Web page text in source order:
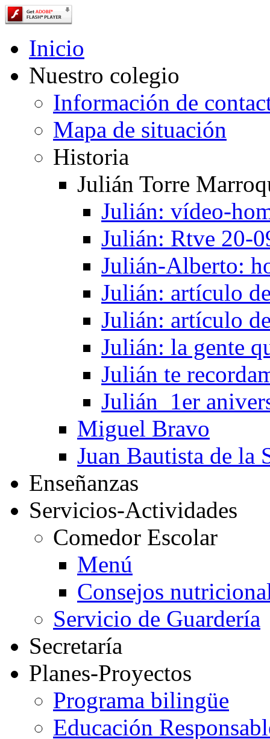
Inicio
Nuestro colegio
Información de
Mapa de situación
Historia
Julián Torre
Julián: vídeo-
Julián: Rtve 20-
Julián-Alberto:
Julián: artículo
Julián: artículo
Julián: la gente
Julián te
Julián_1er
Miguel Bravo
Juan Bautista de la
Enseñanzas
Servicios-Actividades
Comedor Escolar
Menú
Consejos
Servicio de Guardería
Secretaría
Planes-Proyectos
Programa bilingüe
Educación